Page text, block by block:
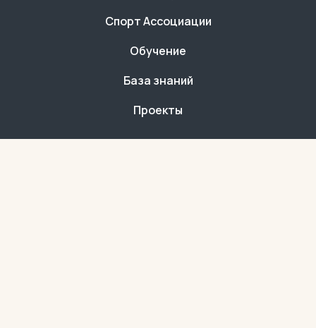
Спорт Ассоциации
Обучение
База знаний
Проекты